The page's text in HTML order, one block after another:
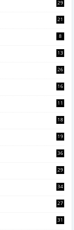
29
21
8
13
26
16
11
18
19
36
29
34
27
31